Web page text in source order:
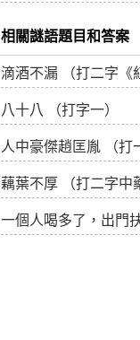
相關謎語題目和答案
滴酒不漏 （打二字《
八十八 （打字一）
人中豪傑趙匡胤 （打
藕葉不厚 （打二字中
一個人喝多了，出門